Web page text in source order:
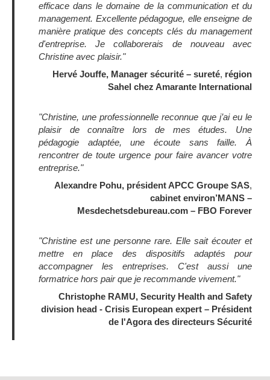
efficace dans le domaine de la communication et du
management. Excellente pédagogue, elle enseigne de
manière pratique des concepts clés du management
d'entreprise. Je collaborerais de nouveau avec
Christine avec plaisir."
Hervé Jouffe, Manager sécurité – sureté, région
Sahel chez Amarante International
"Christine, une professionnelle reconnue que j’ai eu le
plaisir de connaître lors de mes études. Une
pédagogie adaptée, une écoute sans faille. À
rencontrer de toute urgence pour faire avancer votre
entreprise."
Alexandre Pohu, président APCC Groupe SAS,
cabinet environ’MANS –
Mesdechetsdebureau.com – FBO Forever
"Christine est une personne rare. Elle sait écouter et
mettre en place des dispositifs adaptés pour
accompagner les entreprises. C'est aussi une
formatrice hors pair que je recommande vivement."
Christophe RAMU, Security Health and Safety
division head - Crisis European expert – Président
de l'Agora des directeurs Sécurité